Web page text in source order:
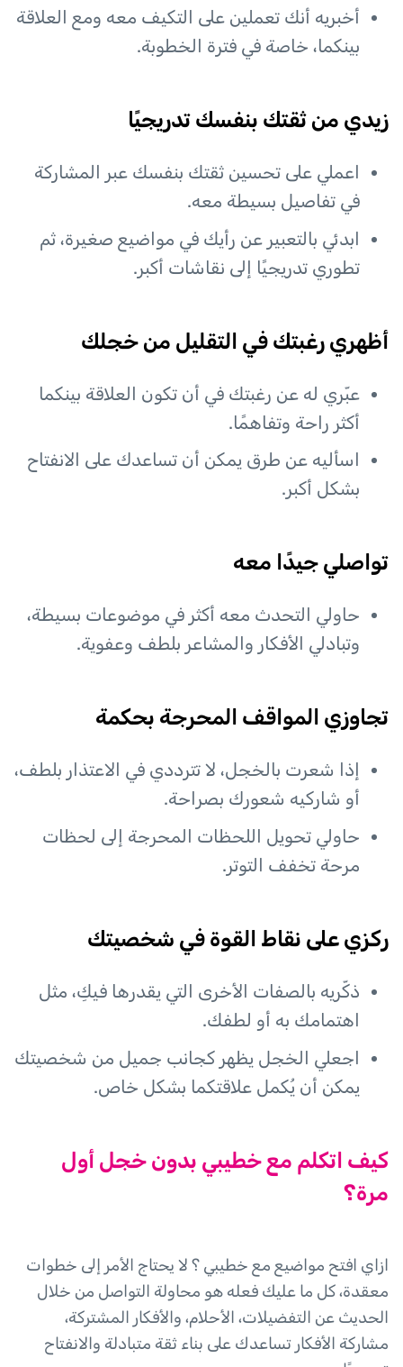
أخبريه أنك تعملين على التكيف معه ومع العلاقة
بينكما، خاصة في فترة الخطوبة.
زيدي من ثقتك بنفسك تدريجيًا
اعملي على تحسين ثقتك بنفسك عبر المشاركة
في تفاصيل بسيطة معه.
ابدئي بالتعبير عن رأيك في مواضيع صغيرة، ثم
تطوري تدريجيًا إلى نقاشات أكبر.
أظهري رغبتك في التقليل من خجلك
عبّري له عن رغبتك في أن تكون العلاقة بينكما
أكثر راحة وتفاهمًا.
اسأليه عن طرق يمكن أن تساعدك على الانفتاح
بشكل أكبر.
تواصلي جيدًا معه
حاولي التحدث معه أكثر في موضوعات بسيطة،
وتبادلي الأفكار والمشاعر بلطف وعفوية.
تجاوزي المواقف المحرجة بحكمة
إذا شعرت بالخجل، لا تترددي في الاعتذار بلطف،
أو شاركيه شعورك بصراحة.
حاولي تحويل اللحظات المحرجة إلى لحظات
مرحة تخفف التوتر.
ركزي على نقاط القوة في شخصيتك
ذكّريه بالصفات الأخرى التي يقدرها فيكِ، مثل
اهتمامك به أو لطفك.
اجعلي الخجل يظهر كجانب جميل من شخصيتك
يمكن أن يُكمل علاقتكما بشكل خاص.
كيف اتكلم مع خطيبي بدون خجل أول
مرة؟
ازاي افتح مواضيع مع خطيبي ؟ لا يحتاج الأمر إلى خطوات
معقدة، كل ما عليك فعله هو محاولة التواصل من خلال
الحديث عن التفضيلات، الأحلام، والأفكار المشتركة،
مشاركة الأفكار تساعدك على بناء ثقة متبادلة والانفتاح